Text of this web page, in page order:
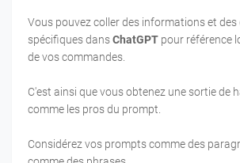
Vous pouvez coller des informations et des
spécifiques dansChatGPT pour référence
de vos commandes.
C'est ainsi que vous obtenez une sortie de
comme les pros du prompt.
Considérez vos prompts comme des